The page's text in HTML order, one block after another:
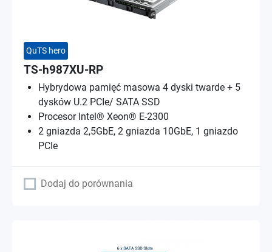
QuTS hero
TS-h987XU-RP
Hybrydowa pamięć masowa 4 dyski twarde + 5
dysków U.2 PCIe/ SATA SSD
Procesor Intel® Xeon® E-2300
2 gniazda 2,5GbE, 2 gniazda 10GbE, 1 gniazdo
PCIe
Dodaj do porównania